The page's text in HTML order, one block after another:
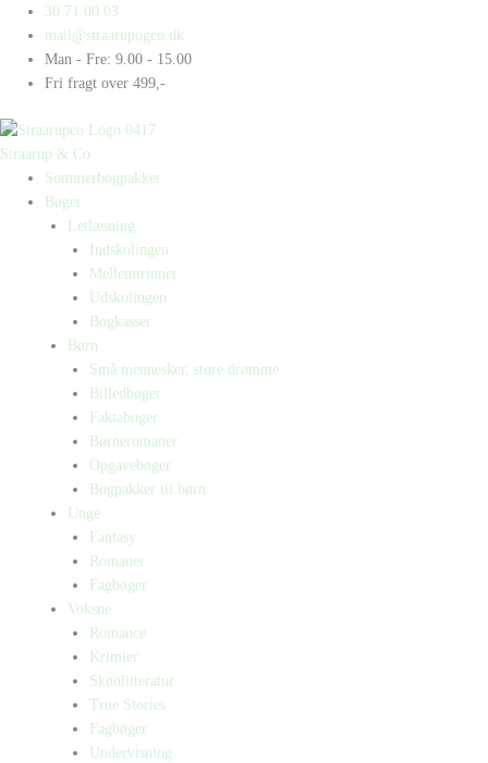
indholdet
30 71 00 03
mail@straarupogco.dk
Man - Fre: 9.00 - 15.00
Fri fragt over 499,-
Straarup & Co
Sommerbogpakker
Bøger
Letlæsning
Indskolingen
Mellemtrinnet
Udskolingen
Bogkasser
Børn
Små mennesker, store drømme
Billedbøger
Faktabøger
Børneromaner
Opgavebøger
Bogpakker til børn
Unge
Fantasy
Romaner
Fagbøger
Voksne
Romance
Krimier
Skønlitteratur
True Stories
Fagbøger
Undervisning
Products
search
Products
search
Nasim
antal